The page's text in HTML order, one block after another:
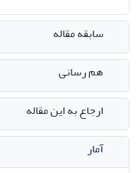
سابقه مقاله
هم رسانی
ارجاع به این مقاله
آمار